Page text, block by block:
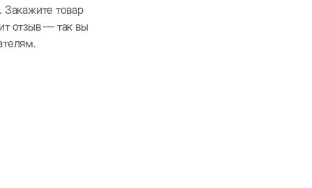
Закажите товар
отзыв — так вы